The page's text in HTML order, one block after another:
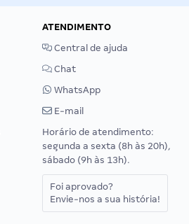
ATENDIMENTO
Central de ajuda
Chat
WhatsApp
E-mail
Horário de atendimento:
segunda a sexta (8h às 20h),
sábado (9h às 13h).
Foi aprovado?
Envie-nos a sua história!